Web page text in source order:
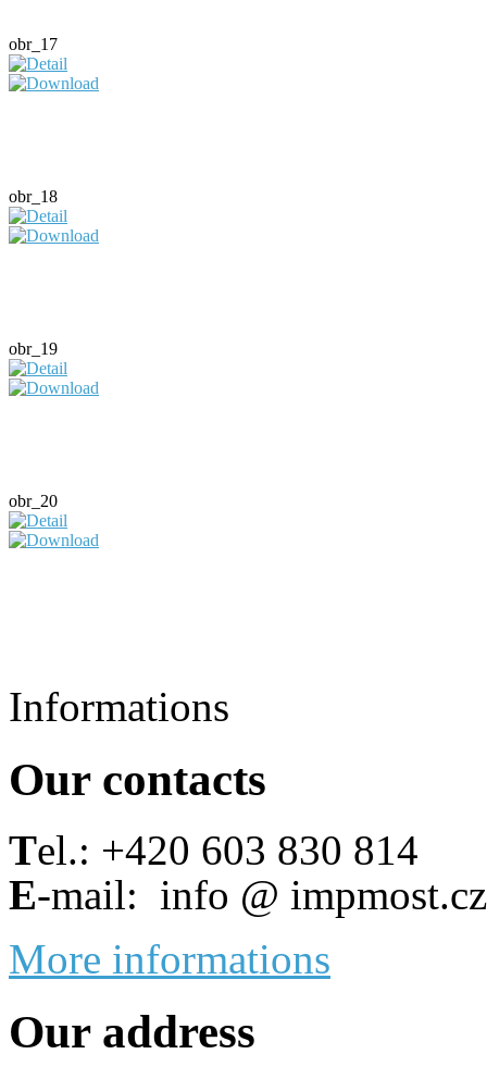
obr_17
obr_18
obr_19
obr_20
Informations
Our contacts
Tel.: +420 603 830 814
E-mail: info @ impmost.cz
More informations
Our address